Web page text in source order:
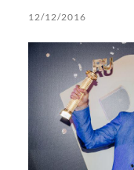
12/12/2016